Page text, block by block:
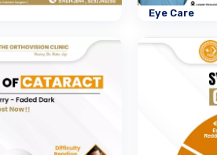
Eye Care